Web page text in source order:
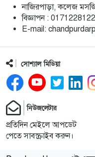
মতলব উত্তরে
হাজার টাকা
১১
মেরিল প্রথম
অভিনেতার
চাঁদপুরের শান্ত
১২
লক্ষে প্রস্তুতিমূলক
১৩
বাংলা নববর্ষ
১৪
নাজিরপাড়া, কলেজ
‎বিজ্ঞাপন :
‎E-mail:
সোশ্যাল মিডিয়া
নিউজলেটার
প্রতিদিন মেইলে আপডেট
পেতে সাবস্ক্রাইব করুন।